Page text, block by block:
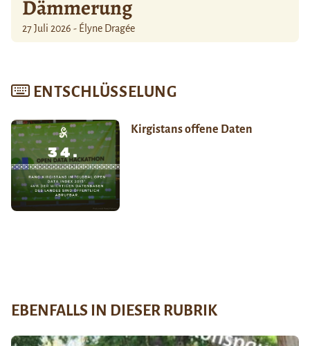
Dämmerung
27 Juli 2026 - Élyne Dragée
ENTSCHLÜSSELUNG
Kirgistans offene Daten
EBENFALLS IN DIESER RUBRIK